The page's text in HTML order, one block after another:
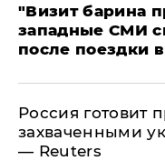
"Визит барина
западные СМИ
после поездки
​Россия готовит
захваченными
— Reuters